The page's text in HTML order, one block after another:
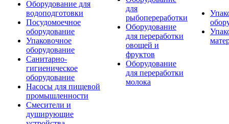
Оборудование для
водоподготовки
Посудомоечное
оборудование
Упаковочное
оборудование
Санитарно-
гигиеническое
оборудование
Насосы для пищевой
промышленности
Смесители и
душирующие
для
рыбопереработки
Оборудование
для переработки
овощей и
фруктов
Оборудование
для переработки
молока